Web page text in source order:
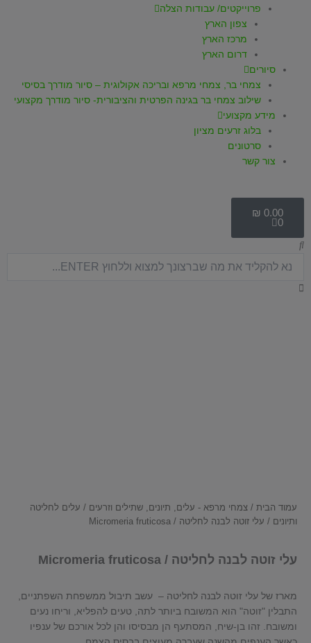
פרוייקטים/ עבודות הצלה
צפון הארץ
מרכז הארץ
דרום הארץ
סיורים
צמחי בר, צמחי מרפא ובריכה אקולוגית – סיור מודרך בסיסי
שילוב צמחי בר בגינה הפרטית והציבורית- סיור מודרך מקצועי
מידע מקצועי
בלוג זרעים מציון
סרטונים
צור קשר
₪ 0.00
0
עגלת
קניות
חיפוש
עמוד הבית / צמחי מרפא - עלים, תיונים, שתילים וזרעים / עלים לחליטה
ותיונים / עלי זוטה לבנה לחליטה / Micromeria fruticosa
עלי זוטה לבנה לחליטה / Micromeria fruticosa
מארז של עלי זוטה לבנה לחליטה – עשב תיבול ממשפחת השפתניים,
התבלין "זוטה" הוא המשובח ביותר לתה, טעים להפליא, וריחו נעים
ומשובח. זהו בן-שיח, המסתעף הן מבסיסו והן לכל אורכם של ענפיו